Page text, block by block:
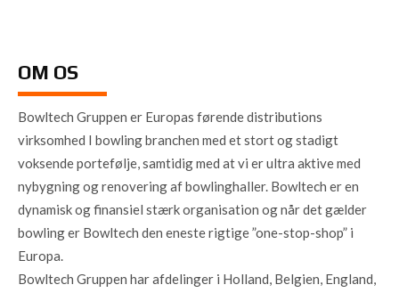
OM OS
Bowltech Gruppen er Europas førende distributions
virksomhed I bowling branchen med et stort og stadigt
voksende portefølje, samtidig med at vi er ultra aktive med
nybygning og renovering af bowlinghaller. Bowltech er en
dynamisk og finansiel stærk organisation og når det gælder
bowling er Bowltech den eneste rigtige ”one-stop-shop” i
Europa.
Bowltech Gruppen har afdelinger i Holland, Belgien, England,